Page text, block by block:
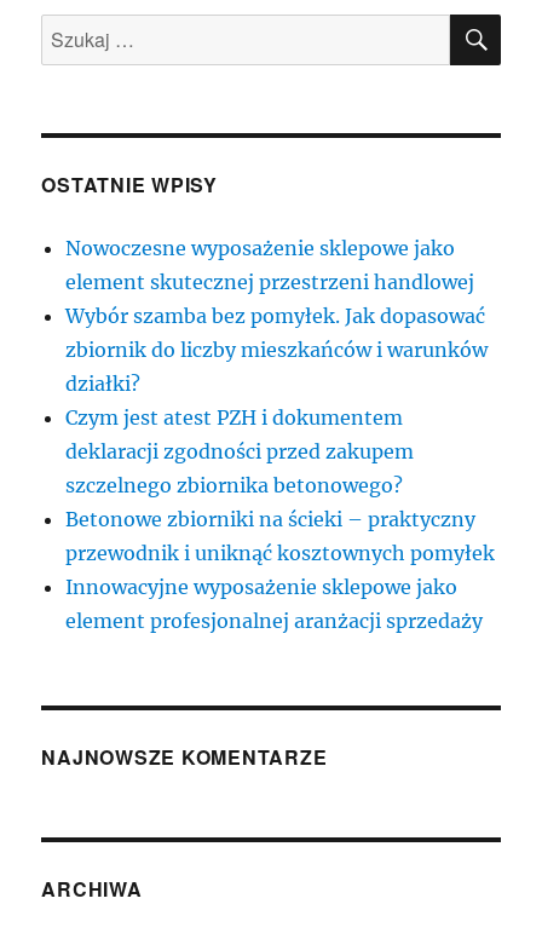
Szukaj:
OSTATNIE WPISY
Nowoczesne wyposażenie sklepowe jako
element skutecznej przestrzeni handlowej
Wybór szamba bez pomyłek. Jak dopasować
zbiornik do liczby mieszkańców i warunków
działki?
Czym jest atest PZH i dokumentem
deklaracji zgodności przed zakupem
szczelnego zbiornika betonowego?
Betonowe zbiorniki na ścieki – praktyczny
przewodnik i uniknąć kosztownych pomyłek
Innowacyjne wyposażenie sklepowe jako
element profesjonalnej aranżacji sprzedaży
NAJNOWSZE KOMENTARZE
ARCHIWA